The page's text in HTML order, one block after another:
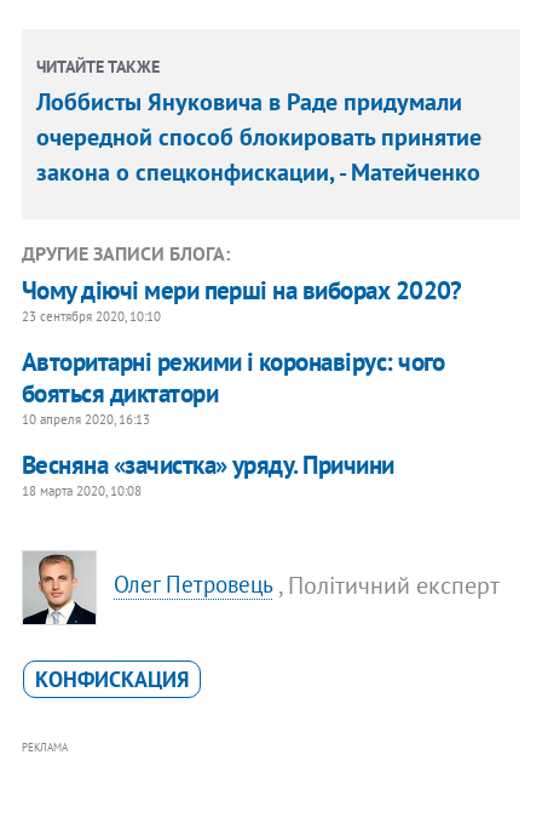
ЧИТАЙТЕ ТАКЖЕ
Лоббисты Януковича в Раде придумали
очередной способ блокировать принятие
закона о спецконфискации, - Матейченко
ДРУГИЕ ЗАПИСИ БЛОГА:
Чому діючі мери перші на виборах 2020?
23 сентября 2020, 10:10
Авторитарні режими і коронавірус: чого
бояться диктатори
10 апреля 2020, 16:13
Весняна «зачистка» уряду. Причини
18 марта 2020, 10:08
Олег Петровець , Політичний експерт
КОНФИСКАЦИЯ
РЕКЛАМА